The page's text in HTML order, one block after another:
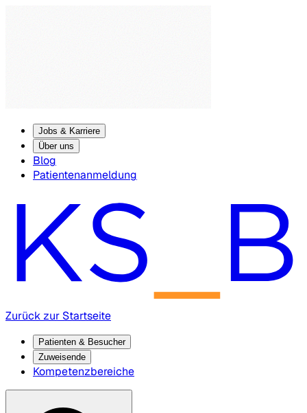
Jobs & Karriere
Über uns
Blog
Patientenanmeldung
Zurück zur Startseite
Patienten & Besucher
Zuweisende
Kompetenzbereiche